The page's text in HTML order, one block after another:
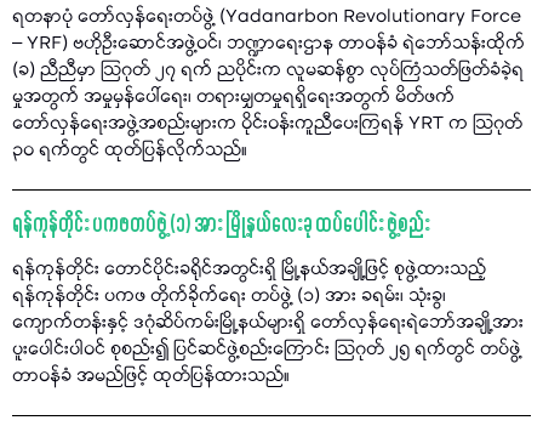
ရတနာပုံ တော်လှန်ရေးတပ်ဖွဲ့ (Yadanarbon Revolutionary Force
– YRF) ဗဟိုဦးဆောင်အဖွဲ့ဝင်၊ ဘဏ္ဍာရေးဌာန တာဝန်ခံ ရဲဘော်သန်းထိုက်
(ခ) ညီညီမှာ သြဂုတ် ၂၇ ရက် ညပိုင်းက လူမဆန်စွာ လုပ်ကြံသတ်ဖြတ်ခံခဲ့ရ
မှုအတွက် အမှုမှန်ပေါ်ရေး၊ တရားမျှတမှုရရှိရေးအတွက် မိတ်ဖက်
တော်လှန်ရေးအဖွဲ့အစည်းများက ဝိုင်းဝန်းကူညီပေးကြရန် YRT က သြဂုတ်
၃၀ ရက်တွင် ထုတ်ပြန်လိုက်သည်။
ရန်ကုန်တိုင်း ပကဖတပ်ဖွဲ့ (၁) အား မြို့နယ်လေးခု ထပ်ပေါင်း ဖွဲ့စည်း
ရန်ကုန်တိုင်း တောင်ပိုင်းခရိုင်အတွင်းရှိ မြို့နယ်အချို့ဖြင့် စုဖွဲ့ထားသည့်
ရန်ကုန်တိုင်း ပကဖ တိုက်ခိုက်ရေး တပ်ဖွဲ့ (၁) အား ခရမ်း၊ သုံးခွ၊
ကျောက်တန်းနှင့် ဒဂုံဆိပ်ကမ်းမြို့နယ်များရှိ တော်လှန်ရေးရဲဘော်အချို့အား
ပူးပေါင်းပါဝင် စုစည်း၍ ပြင်ဆင်ဖွဲ့စည်းကြောင်း သြဂုတ် ၂၅ ရက်တွင် တပ်ဖွဲ့
တာဝန်ခံ အမည်ဖြင့် ထုတ်ပြန်ထားသည်။